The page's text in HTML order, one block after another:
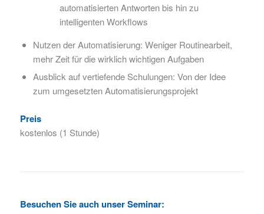
automatisierten Antworten bis hin zu
intelligenten Workflows
Nutzen der Automatisierung: Weniger Routinearbeit,
mehr Zeit für die wirklich wichtigen Aufgaben
Ausblick auf vertiefende Schulungen: Von der Idee
zum umgesetzten Automatisierungsprojekt
Preis
kostenlos (1 Stunde)
Besuchen Sie auch unser Seminar: